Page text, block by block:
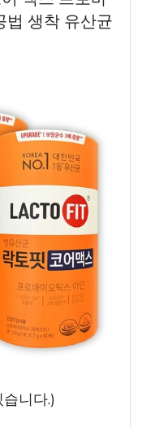
법 생착 유산균
니다.)